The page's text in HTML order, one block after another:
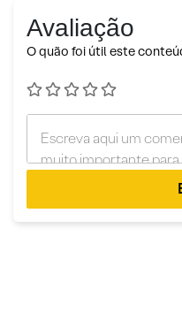
Avaliação
O quão foi útil este